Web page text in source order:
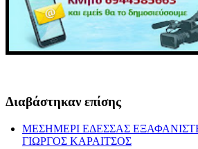
Διαβάστηκαν επίσης
ΜΕΣΗΜΕΡΙ ΕΔΕΣΣΑΣ
ΓΙΩΡΓΟΣ ΚΑΡΑΙΤΣΟΣ